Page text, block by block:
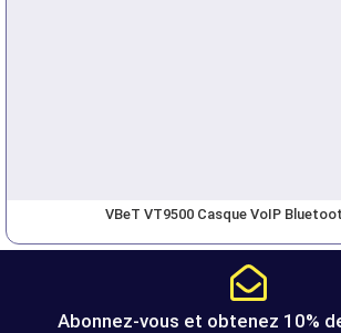
VBeT VT9500 Casque VoIP
Abonnez-vous et obtenez 10%